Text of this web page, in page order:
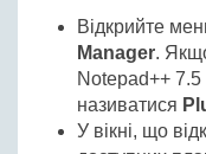
Відкрийте
Manager.
Notepad++
називатися
У вікні, що